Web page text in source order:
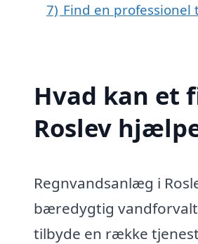
7) Find en
Hvad kan et
Roslev
Regnvandsanlæg i
bæredygtig
tilbyde en række